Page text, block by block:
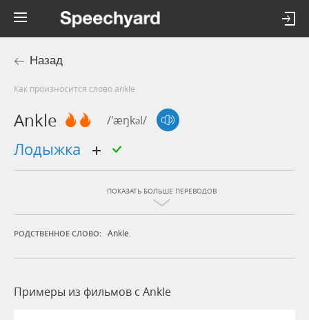
Назад
Как произносится слово ankle
Ankle /'æŋkəl/
лодыжка
ПОКАЗАТЬ БОЛЬШЕ ПЕРЕВОДОВ
РОДСТВЕННОЕ СЛОВО: Ankle.
Примеры из фильмов c Ankle